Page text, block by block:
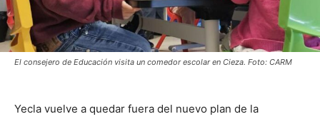
El consejero de Educación visita un comedor escolar en Cieza. Foto: CARM
Yecla vuelve a quedar fuera del nuevo plan de la